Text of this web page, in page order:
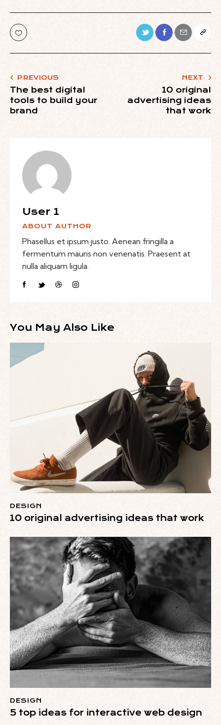
PREVIOUS
The best digital
tools to build your
brand
NEXT
10 original
advertising ideas
that work
User 1
ABOUT AUTHOR
Phasellus et ipsum justo. Aenean fringilla a
fermentum mauris non venenatis. Praesent at
nulla aliquam ligula.
You May Also Like
DESIGN
10 original advertising ideas that work
DESIGN
5 top ideas for interactive web design